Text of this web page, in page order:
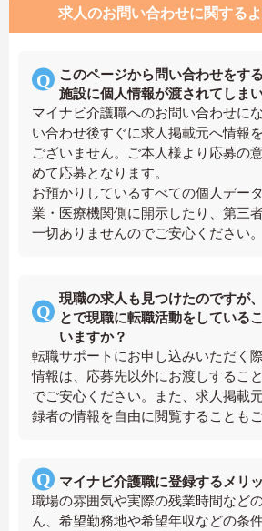
求人のお問い合わせに関する
このページから問い合わせをす
施設に個人情報が渡されてしま
マイナビ介護職へのお問い合わせに
い合わせ後すぐに求人掲載元へ情報
ございません。ご本人様より応募の
めて応募となります。
お預かりしているすべての個人デー
業・医療機関側に開示したり、第三
一切ありませんのでご安心ください。
現職の求人も見つけたのですが
とで現職に転職活動をしている
いますか？
転職サポートにお申し込みいただく
情報は、応募先以外にお渡しするこ
でご安心ください。また、求人掲載
録者の情報を自由に閲覧することも
マイナビ介護職に登録するメリ
職場の雰囲気や実際の残業時間など
ん、希望勤務地や希望年収などの条